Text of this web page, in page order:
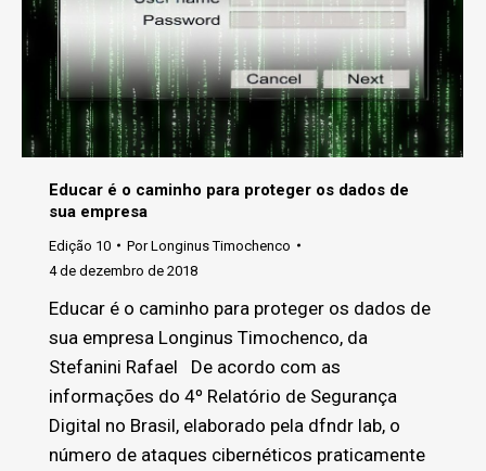
Educar é o caminho para proteger os dados de
sua empresa
Edição 10 PorLonginus Timochenco
4 de dezembro de 2018
Educar é o caminho para proteger os dados de
sua empresa Longinus Timochenco, da
Stefanini Rafael De acordo com as
informações do 4º Relatório de Segurança
Digital no Brasil, elaborado pela dfndr lab, o
número de ataques cibernéticos praticamente